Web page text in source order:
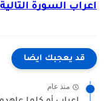
اعراب السورة التالية
قد يعجبك ايضا
منذ عام